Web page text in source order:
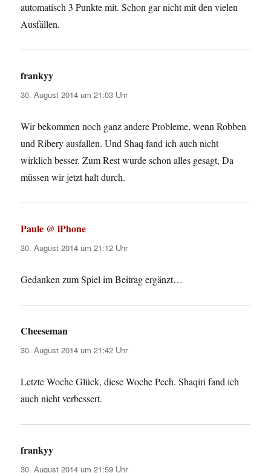
automatisch 3 Punkte mit. Schon gar nicht mit den vielen
Ausfällen.
frankyy
30. August 2014 um 21:03 Uhr
Wir bekommen noch ganz andere Probleme, wenn Robben
und Ribery ausfallen. Und Shaq fand ich auch nicht
wirklich besser. Zum Rest wurde schon alles gesagt, Da
müssen wir jetzt halt durch.
Paule @ iPhone
30. August 2014 um 21:12 Uhr
Gedanken zum Spiel im Beitrag ergänzt…
Cheeseman
30. August 2014 um 21:42 Uhr
Letzte Woche Glück, diese Woche Pech. Shaqiri fand ich
auch nicht verbessert.
frankyy
30. August 2014 um 21:59 Uhr